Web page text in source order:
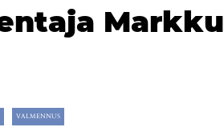
Markku
VALMENNUS